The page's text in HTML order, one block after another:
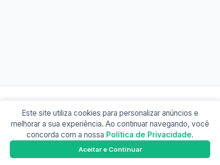
Baixe o app e tenha os horários offline!
© 2026 Busão BR
Sobre Contato Política de Privacidade
Este site utiliza cookies para personalizar anúncios e
melhorar a sua experiência. Ao continuar navegando, você
concorda com a nossa Política de Privacidade.
Aceitar e Continuar